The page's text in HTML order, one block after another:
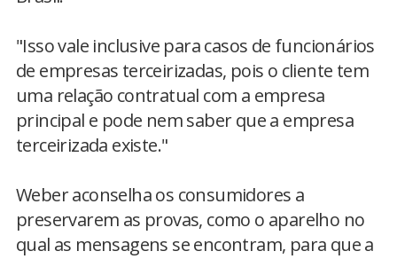
"Isso vale inclusive para casos de funcionários
de empresas terceirizadas, pois o cliente tem
uma relação contratual com a empresa
principal e pode nem saber que a empresa
terceirizada existe."
Weber aconselha os consumidores a
preservarem as provas, como o aparelho no
qual as mensagens se encontram, para que a